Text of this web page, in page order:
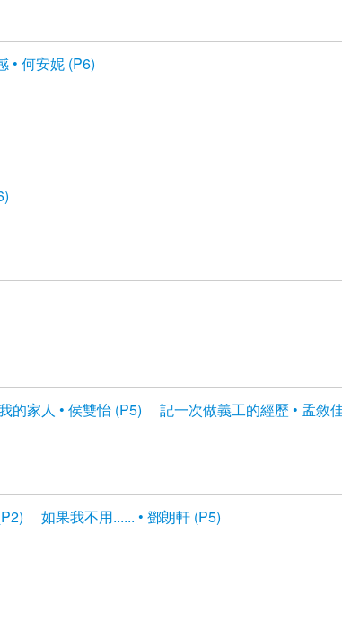
• 何安妮 (P6)
的家人 • 侯雙怡 (P5) 記一次做義工的經歷 • 孟敘
如果我不用...... • 鄧朗軒 (P5)